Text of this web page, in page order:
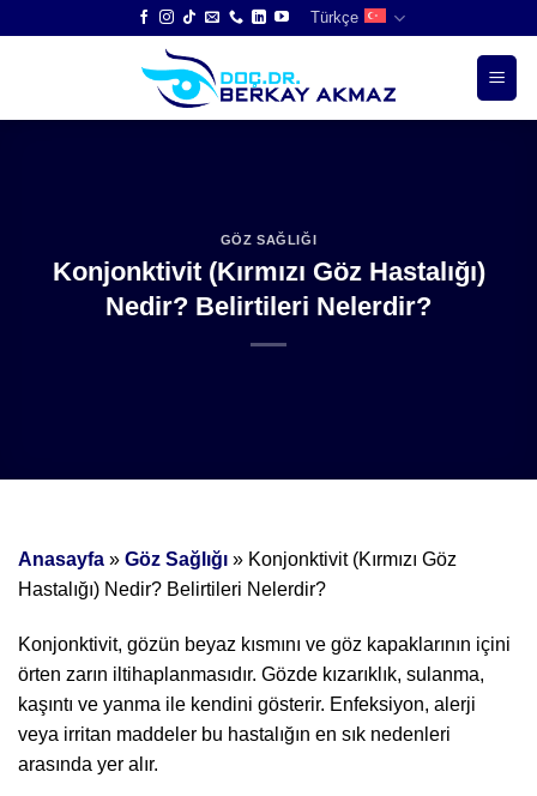
Türkçe
GÖZ SAĞLIĞI
Konjonktivit (Kırmızı Göz Hastalığı)
Nedir? Belirtileri Nelerdir?
Anasayfa » Göz Sağlığı » Konjonktivit (Kırmızı Göz
Hastalığı) Nedir? Belirtileri Nelerdir?
Konjonktivit, gözün beyaz kısmını ve göz kapaklarının içini
örten zarın iltihaplanmasıdır. Gözde kızarıklık, sulanma,
kaşıntı ve yanma ile kendini gösterir. Enfeksiyon, alerji
veya irritan maddeler bu hastalığın en sık nedenleri
arasında yer alır.